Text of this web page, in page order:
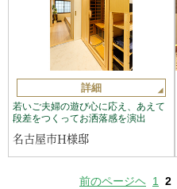
詳細
若いご夫婦の遊び心に応え、あえて
段差をつくってお洒落感を演出
名古屋市H様邸
前のページヘ 1 2